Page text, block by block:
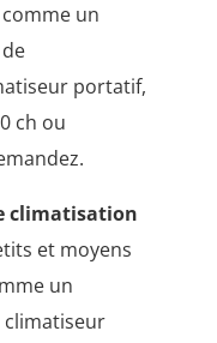
un
portatif,
ch ou
climatisation
et moyens
un